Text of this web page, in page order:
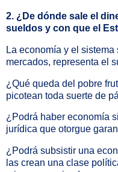
2. ¿De dónde sale el
sueldos y con que el
La economía y el
mercados, representa el
¿Qué queda del pobre
picotean toda suerte de
¿Podrá haber economía
jurídica que otorgue
¿Podrá subsistir una
las crean una clase